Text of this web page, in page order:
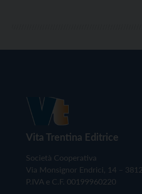
Vita Trentina Editrice
Società Cooperativa
Via Monsignor Endrici, 14 –
P.IVA e C.F. 00199960220